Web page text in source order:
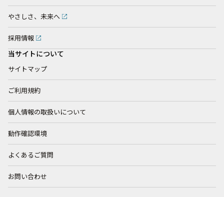
やさしさ、未来へ
採用情報
当サイトについて
サイトマップ
ご利用規約
個人情報の取扱いについて
動作確認環境
よくあるご質問
お問い合わせ